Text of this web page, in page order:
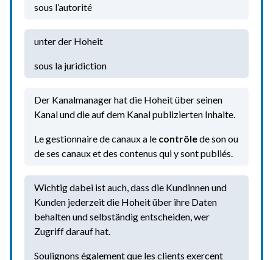
sous l’autorité
unter der Hoheit
sous la juridiction
Der Kanalmanager hat die Hoheit über seinen
Kanal und die auf dem Kanal publizierten Inhalte.
Le gestionnaire de canaux a le contrôlede son ou
de ses canaux et des contenus qui y sont publiés.
Wichtig dabei ist auch, dass die Kundinnen und
Kunden jederzeit die Hoheit über ihre Daten
behalten und selbständig entscheiden, wer
Zugriff darauf hat.
Soulignons également que les clients exercent